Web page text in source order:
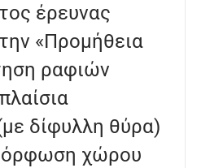
έρευνας
«Προμήθεια
ραφιών
δίφυλλη θύρα)
χώρου